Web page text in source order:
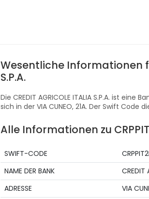
Wesentliche Informationen
S.P.A.
Die CREDIT AGRICOLE ITALIA S.P.A. ist
sich in der VIA CUNEO, 21A. Der Swift Code
Alle Informationen zu
SWIFT-CODE
NAME DER BANK
CREDIT
ADRESSE
VIA